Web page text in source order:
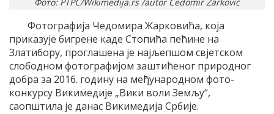
Фотографија Чедомира Жарковића, која
приказује бигрене каде Стопића пећине на
Златибору, проглашена је најљепшом свјетском
слободном фотографијом заштићеног природног
добра за 2016. годину на међународном фото-
конкурсу Викимедије „Вики воли Земљу“,
саопштила је данас Викимедија Србије.